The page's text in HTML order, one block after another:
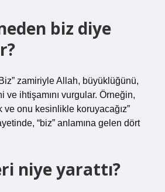
biz diye
zamiriyle Allah, büyüklüğünü,
ve ihtişamını vurgular. Örneğin,
ve onu kesinlikle koruyacağız”
“biz” anlamına gelen dört
niye yarattı?